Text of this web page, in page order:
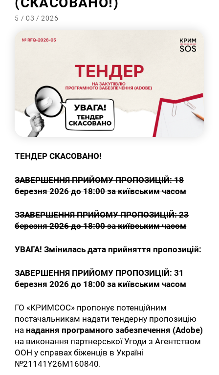
5 / 03 / 2026
ТЕНДЕР СКАСОВАНО!
ЗАВЕРШЕННЯ ПРИЙОМУ ПРОПОЗИЦІЙ: 18
березня 2026 до 18:00 за київським часом
ЗЗАВЕРШЕННЯ ПРИЙОМУ ПРОПОЗИЦІЙ: 23
березня 2026 до 18:00 за київським часом
УВАГА! Змінилась дата прийняття пропозицій:
ЗАВЕРШЕННЯ ПРИЙОМУ ПРОПОЗИЦІЙ: 31
березня 2026 до 18:00 за київським часом
ГО «КРИМСОС» пропонує потенційним
постачальникам надати тендерну пропозицію
на надання програмного забезпечення (Adobe)
на виконання партнерської Угоди з Агентством
ООН у справах біженців в Україні
№21141Y26M160840.